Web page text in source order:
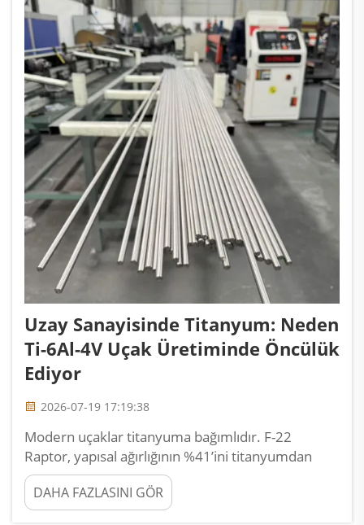
Uzay Sanayisinde Titanyum: Neden
Ti-6Al-4V Uçak Üretiminde Öncülük
Ediyor
2026-07-19 17:19:38
Modern uçaklar titanyuma bağımlıdır. F-22
Raptor, yapısal ağırlığının %41’ini titanyumdan
oluşturur; 787 Dreamliner ise %15’ini kullanır.
Titanyum, yüksek sıcaklıklarda alüminyumdan
daha üstünken, ağırlık açısından çelikten daha
DAHA FAZLASINI GÖR